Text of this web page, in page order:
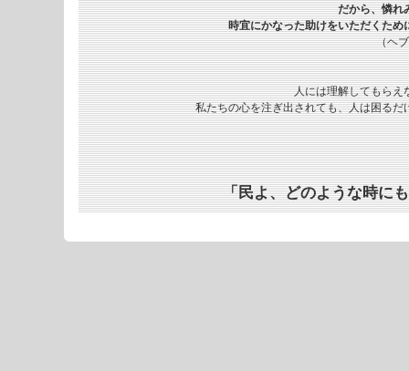
だから、憐れ
時宜にかなった助けをいただくため
（ヘ
人には理解してもらえ
私たちの心を注ぎ出されても、人は困る
「民よ、どのような時に